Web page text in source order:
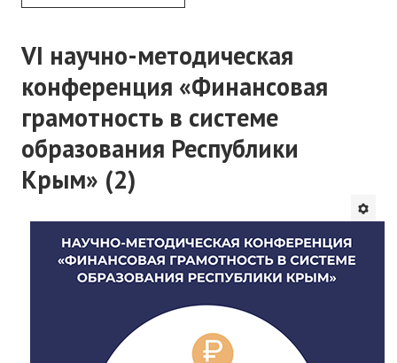
VI научно-методическая
конференция «Финансовая
грамотность в системе
образования Республики
Крым» (2)